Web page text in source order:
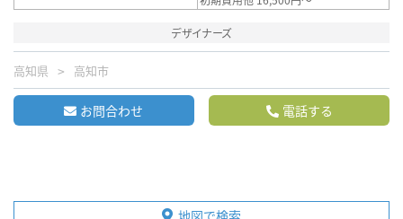
デザイナーズ
高知県 高知市
お問合わせ 電話する